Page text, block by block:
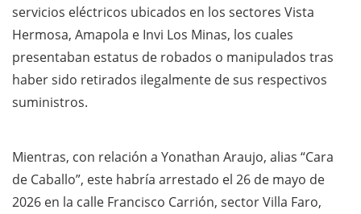
servicios eléctricos ubicados en los sectores Vista
Hermosa, Amapola e Invi Los Minas, los cuales
presentaban estatus de robados o manipulados tras
haber sido retirados ilegalmente de sus respectivos
suministros.
Mientras, con relación a Yonathan Araujo, alias “Cara
de Caballo”, este habría arrestado el 26 de mayo de
2026 en la calle Francisco Carrión, sector Villa Faro,